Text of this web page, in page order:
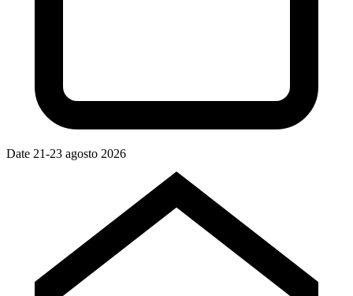
Date 21-23 agosto 2026